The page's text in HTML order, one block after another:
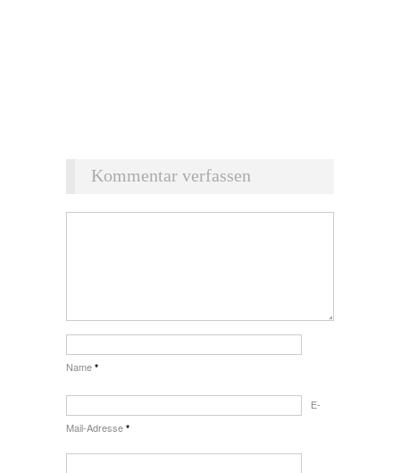
Kommentar verfassen
Name *
E-
Mail-Adresse *